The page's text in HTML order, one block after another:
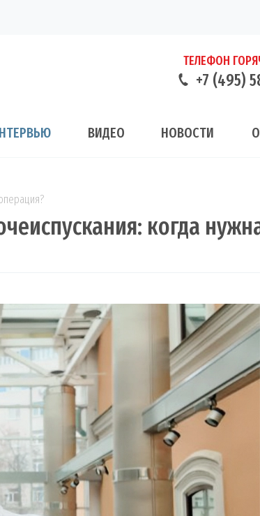
ТЕЛЕФОН
+7 (495)
ВИДЕО НОВОСТИ
когда